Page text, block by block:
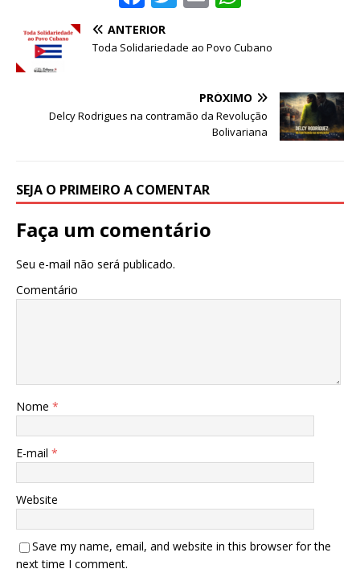
a
c
o
it ai at
A
p
ANTERIOR
Toda Solidariedade ao Povo Cubano
PRÓXIMO
Delcy Rodrigues na contramão da Revolução
Bolivariana
SEJA O PRIMEIRO A COMENTAR
Faça um comentário
Seu e-mail não será publicado.
Comentário
Nome *
E-mail *
Website
Save my name, email, and website in this browser for the
next time I comment.